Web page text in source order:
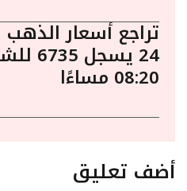
تراجع أسعار
24
08:20 مساءًا
أضف تعليق